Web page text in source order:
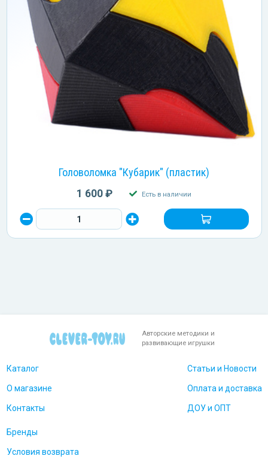
Головоломка "Кубарик" (пластик)
1 600 ₽ Есть в наличии
Авторские методики и
развивающие игрушки
Каталог
О магазине
Контакты
Статьи и Новости
Оплата и доставка
ДОУ и ОПТ
Бренды
Условия возврата